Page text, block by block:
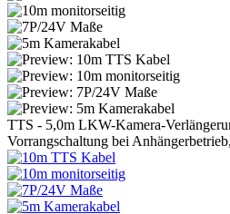
TTS - 5,0m LKW-Kamera-
Vorrangschaltung bei